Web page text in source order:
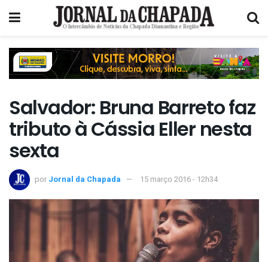
Salvador: Bruna Barreto faz
tributo à Cássia Eller nesta
sexta
por Jornal da Chapada 15 março 2016 - 12h34